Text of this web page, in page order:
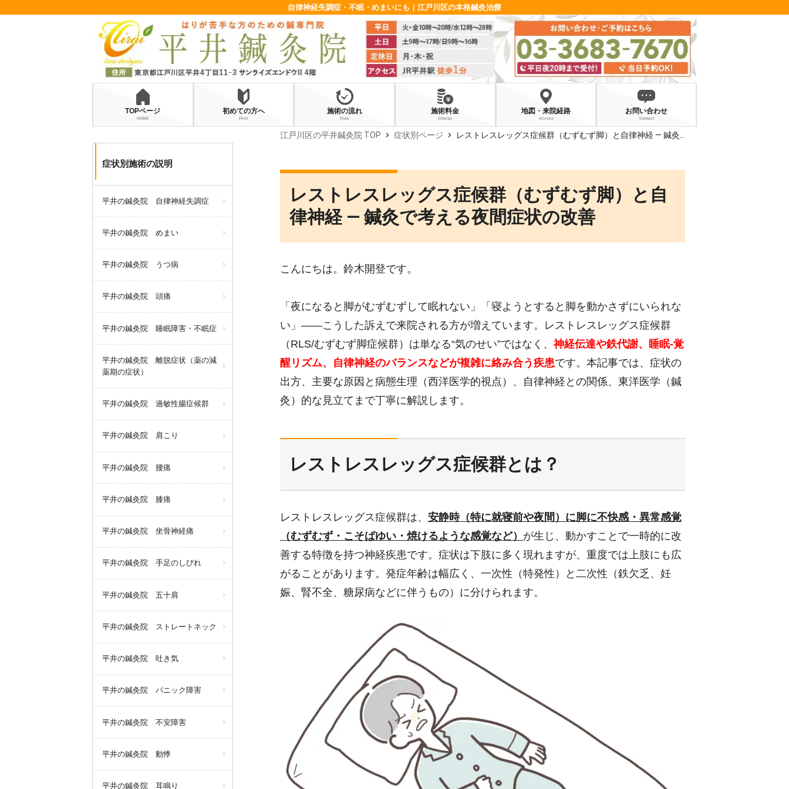
自律神経失調症・不眠・めまいにも｜江戸川区の本格鍼灸治療
TOPページ
HOME
初めての方へ
First
施術の流れ
Flow
施術料金
Charge
地図・来院経路
Access
お問い合わせ
Contact
症状別施術の説明
平井の鍼灸院 自律神経失調症
平井の鍼灸院 めまい
平井の鍼灸院 うつ病
平井の鍼灸院 頭痛
平井の鍼灸院 睡眠障害・不眠症
平井の鍼灸院 離脱症状（薬の減
薬期の症状）
平井の鍼灸院 過敏性腸症候群
平井の鍼灸院 肩こり
平井の鍼灸院 腰痛
平井の鍼灸院 膝痛
平井の鍼灸院 坐骨神経痛
平井の鍼灸院 手足のしびれ
平井の鍼灸院 五十肩
平井の鍼灸院 ストレートネック
平井の鍼灸院 吐き気
平井の鍼灸院 パニック障害
平井の鍼灸院 不安障害
平井の鍼灸院 動悸
平井の鍼灸院 耳鳴り
江戸川区の平井鍼灸院 TOP chevron_right 症状別ページ chevron_right レストレスレッグス症候群（むずむず脚）と自律神経 — 鍼灸で考える夜間症状の改善
レストレスレッグス症候群（むずむず脚）と自
律神経 — 鍼灸で考える夜間症状の改善
こんにちは。鈴木開登です。
「夜になると脚がむずむずして眠れない」「寝ようとすると脚を動かさずにいられな
い」――こうした訴えで来院される方が増えています。レストレスレッグス症候群
（RLS/むずむず脚症候群）は単なる“気のせい”ではなく、 神経伝達や鉄代謝、睡眠‐覚
醒リズム、自律神経のバランスなどが複雑に絡み合う疾患です。本記事では、症状の
出方、主要な原因と病態生理（西洋医学的視点）、自律神経との関係、東洋医学（鍼
灸）的な見立てまで丁寧に解説します。
レストレスレッグス症候群とは？
レストレスレッグス症候群は、 安静時（特に就寝前や夜間）に脚に不快感・異常感覚
（むずむず・こそばゆい・焼けるような感覚など） が生じ、動かすことで一時的に改
善する特徴を持つ神経疾患です。症状は下肢に多く現れますが、重度では上肢にも広
がることがあります。発症年齢は幅広く、一次性（特発性）と二次性（鉄欠乏、妊
娠、腎不全、糖尿病などに伴うもの）に分けられます。